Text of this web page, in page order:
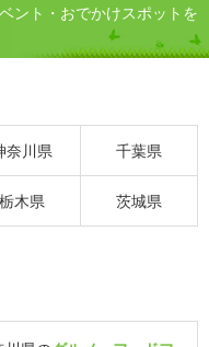
ント・おでかけスポットを
奈川県 千葉県
栃木県 茨城県